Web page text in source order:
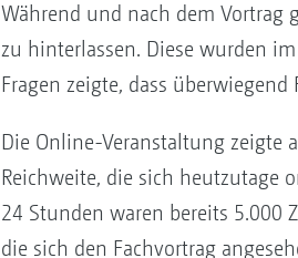
Während und nach dem Vortrag
zu hinterlassen. Diese wurden
Fragen zeigte, dass
Die Online-Veranstaltung zeigte
Reichweite, die sich heutzutage
24 Stunden waren bereits 5.000
die sich den Fachvortrag